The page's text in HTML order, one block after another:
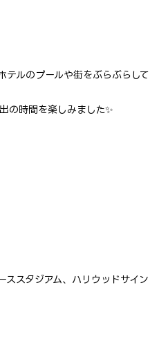
テルのプールや街をぶらぶらして
の時間を楽しみました✨
ススタジアム、ハリウッドサイン